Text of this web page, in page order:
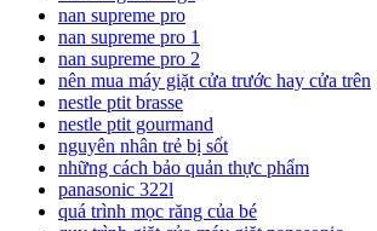
nan supreme pro
nan supreme pro 1
nan supreme pro 2
nên mua máy giặt cửa trước hay cửa trên
nestle ptit brasse
nestle ptit gourmand
nguyên nhân trẻ bị sốt
những cách bảo quản thực phẩm
panasonic 322l
quá trình mọc răng của bé